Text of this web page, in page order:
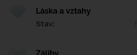
Láska a vztahy
Stav: